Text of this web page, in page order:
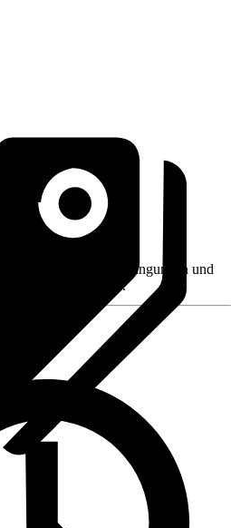
z. B. Rückgabebedingungen und
Verkäufernamen.